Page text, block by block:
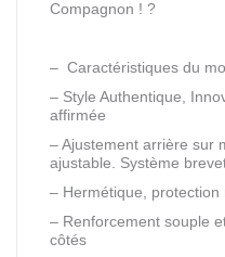
Compagnon ! ?
– Caractéristiques du
– Style Authentique,
affirmée
– Ajustement arrière sur
ajustable. Système
– Hermétique,
– Renforcement souple
côtés